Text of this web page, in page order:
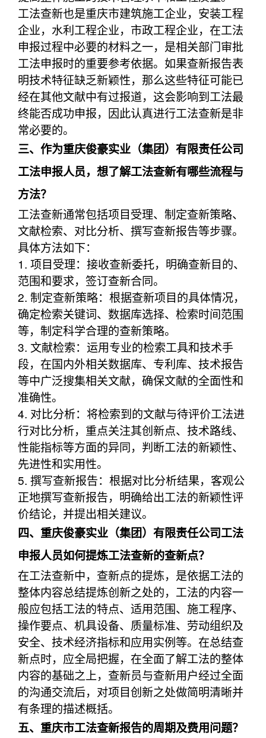
工法查新也是重庆市建筑施工企业，安装工程
企业，水利工程企业，市政工程企业，在工法
申报过程中必要的材料之一，是相关部门审批
工法申报时的重要参考依据。如果查新报告表
明技术特征缺乏新颖性，那么这些特征可能已
经在其他文献中有过报道，这会影响到工法最
终能否成功申报，因此认真进行工法查新是非
常必要的。
三、作为重庆俊豪实业（集团）有限责任公司
工法申报人员，想了解工法查新有哪些流程与
方法？
工法查新通常包括项目受理、制定查新策略、
文献检索、对比分析、撰写查新报告等步骤。
具体方法如下：
1. 项目受理：接收查新委托，明确查新目的、
范围和要求，签订查新合同。
2. 制定查新策略：根据查新项目的具体情况，
确定检索关键词、数据库选择、检索时间范围
等，制定科学合理的查新策略。
3. 文献检索：运用专业的检索工具和技术手
段，在国内外相关数据库、专利库、技术报告
等中广泛搜集相关文献，确保文献的全面性和
准确性。
4. 对比分析：将检索到的文献与待评价工法进
行对比分析，重点关注其创新点、技术路线、
性能指标等方面的异同，判断工法的新颖性、
先进性和实用性。
5. 撰写查新报告：根据对比分析结果，客观公
正地撰写查新报告，明确给出工法的新颖性评
价结论，并提出相关建议。
四、重庆俊豪实业（集团）有限责任公司工法
申报人员如何提炼工法查新的查新点？
在工法查新中，查新点的提炼，是依据工法的
整体内容总结提炼创新之处的，工法的内容一
般应包括工法的特点、适用范围、施工程序、
操作要点、机具设备、质量标准、劳动组织及
安全、技术经济指标和应用实例等。在总结查
新点时，应全局把握，在全面了解工法的整体
内容的基础之上，查新员与查新用户经过全面
的沟通交流后，对项目创新之处做简明清晰并
有条理的描述概括。
五、重庆市工法查新报告的周期及费用问题？